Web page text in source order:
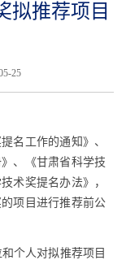
拟推荐项目
25
名工作的通知》、
、《甘肃省科学技
术奖提名办法》，
项目进行推荐前公
个人对拟推荐项目